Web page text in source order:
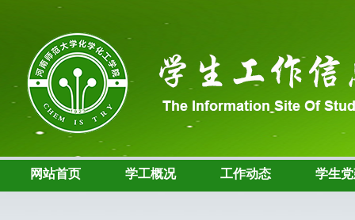
网站首页 学工概况 工作动态 学生